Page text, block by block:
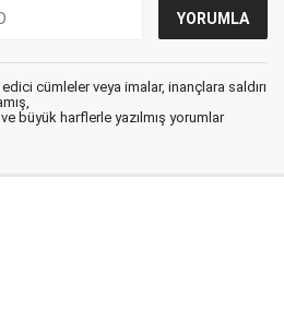
cümleler veya imalar, inançlara saldırı
büyük harflerle yazılmış yorumlar